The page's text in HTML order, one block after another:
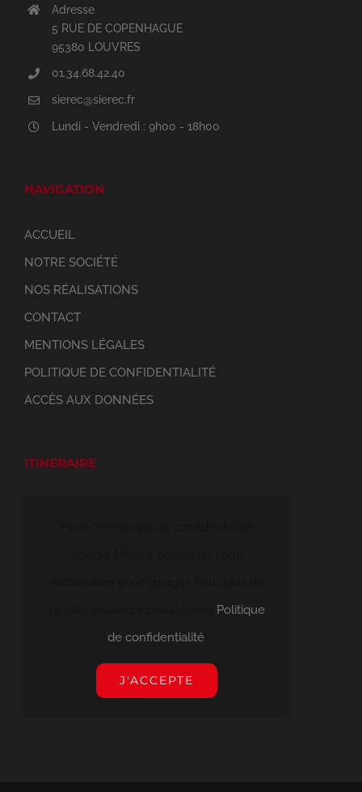
Adresse
5 RUE DE COPENHAGUE
95380 LOUVRES
01.34.68.42.40
sierec@sierec.fr
Lundi - Vendredi : 9h00 - 18h00
NAVIGATION
ACCUEIL
NOTRE SOCIÉTÉ
NOS RÉALISATIONS
CONTACT
MENTIONS LÉGALES
POLITIQUE DE CONFIDENTIALITÉ
ACCÈS AUX DONNÉES
ITINERAIRE
Politique
de confidentialité.
J'ACCEPTE